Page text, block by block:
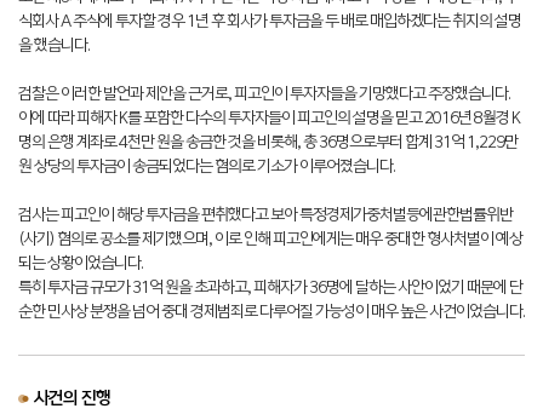
식회사 A 주식에 투자할 경우 1년 후 회사가 투자금을 두 배로 매입하겠다는 취지의 설명
을 했습니다.
검찰은 이러한 발언과 제안을 근거로, 피고인이 투자자들을 기망했다고 주장했습니다.
이에 따라 피해자 K를 포함한 다수의 투자자들이 피고인의 설명을 믿고 2016년 8월경 K
명의 은행 계좌로 4천만 원을 송금한 것을 비롯해, 총 36명으로부터 합계 31억 1,229만
원 상당의 투자금이 송금되었다는 혐의로 기소가 이루어졌습니다.
검사는 피고인이 해당 투자금을 편취했다고 보아 특정경제가중처벌등에관한법률위반
(사기) 혐의로 공소를 제기했으며, 이로 인해 피고인에게는 매우 중대한 형사처벌이 예상
되는 상황이었습니다.
특히 투자금 규모가 31억 원을 초과하고, 피해자가 36명에 달하는 사안이었기 때문에 단
순한 민사상 분쟁을 넘어 중대 경제범죄로 다루어질 가능성이 매우 높은 사건이었습니다.
사건의 진행